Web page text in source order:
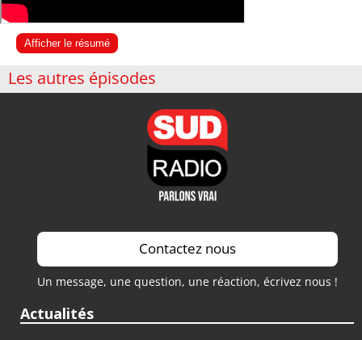
Afficher le résumé
Les autres épisodes
Contactez nous
Un message, une question, une réaction, écrivez nous !
Actualités